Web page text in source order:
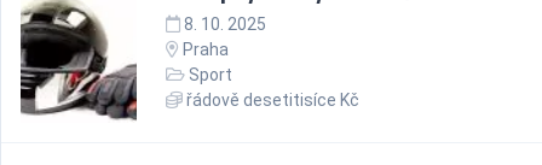
8. 10. 2025
Praha
Sport
řádově desetitisíce Kč